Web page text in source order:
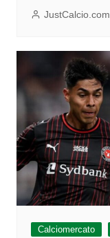
JustCalcio.com
Calciomercato